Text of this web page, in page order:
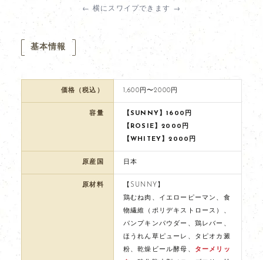
← 横にスワイプできます →
基本情報
価格（税込） 1,600円〜2000円
容量
【SUNNY】1600円
【ROSIE】2000円
【WHITEY】2000円
原産国 日本
原材料
【SUNNY】
鶏むね肉、イエローピーマン、食
物繊維（ポリデキストロース）、
パンプキンパウダー、鶏レバー、
ほうれん草ピューレ、タピオカ澱
粉、乾燥ビール酵母、
ターメリッ